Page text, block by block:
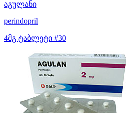
აგულანი
perindopril
4მგ ტაბლეტი #30